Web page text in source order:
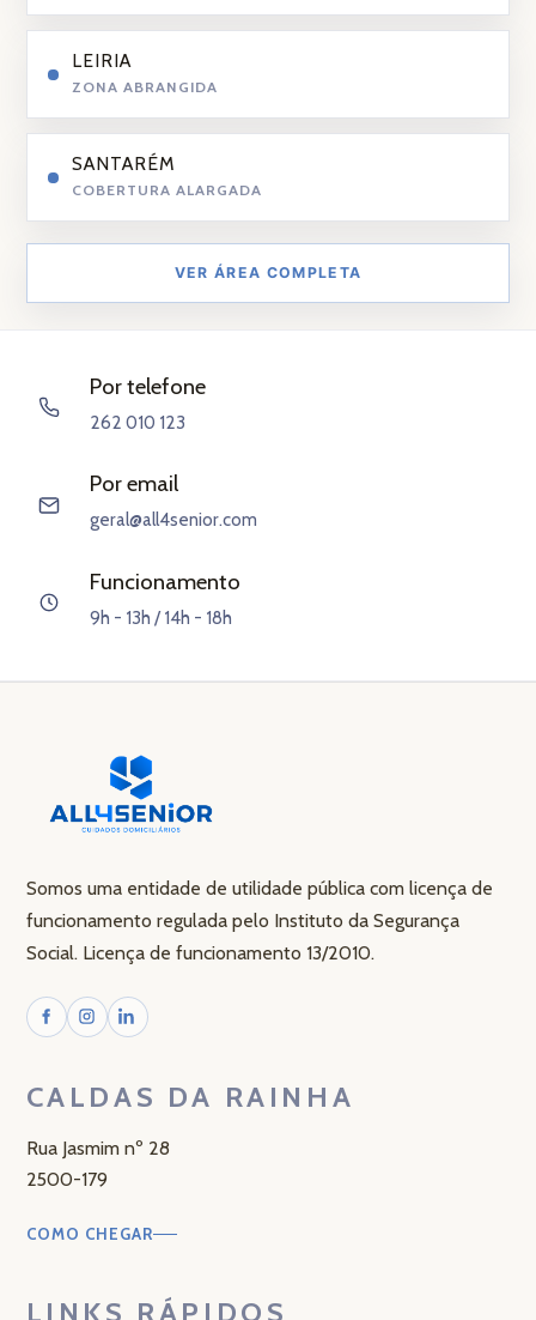
LEIRIA
ZONA ABRANGIDA
SANTARÉM
COBERTURA ALARGADA
VER ÁREA COMPLETA
Por telefone
262 010 123
Por email
geral@all4senior.com
Funcionamento
9h - 13h / 14h - 18h
Somos uma entidade de utilidade pública com licença de
funcionamento regulada pelo Instituto da Segurança
Social. Licença de funcionamento 13/2010.
CALDAS DA RAINHA
Rua Jasmim nº 28
2500-179
COMO CHEGAR
LINKS RÁPIDOS